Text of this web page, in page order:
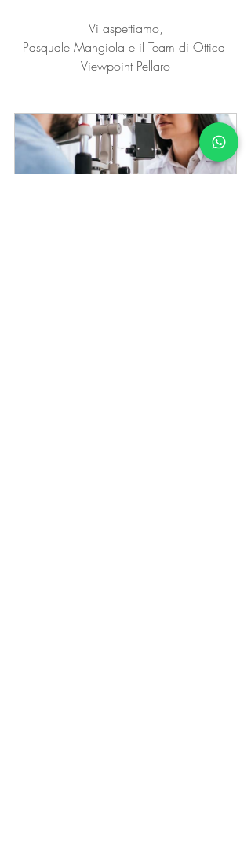
Vi aspettiamo,
Pasquale Mangiola e il Team di Ottica
Viewpoint Pellaro